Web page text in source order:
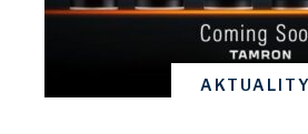
AKTUALITY